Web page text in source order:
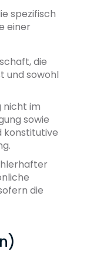
spezifisch
einer
die
und sowohl
nicht im
sowie
konstitutive
die